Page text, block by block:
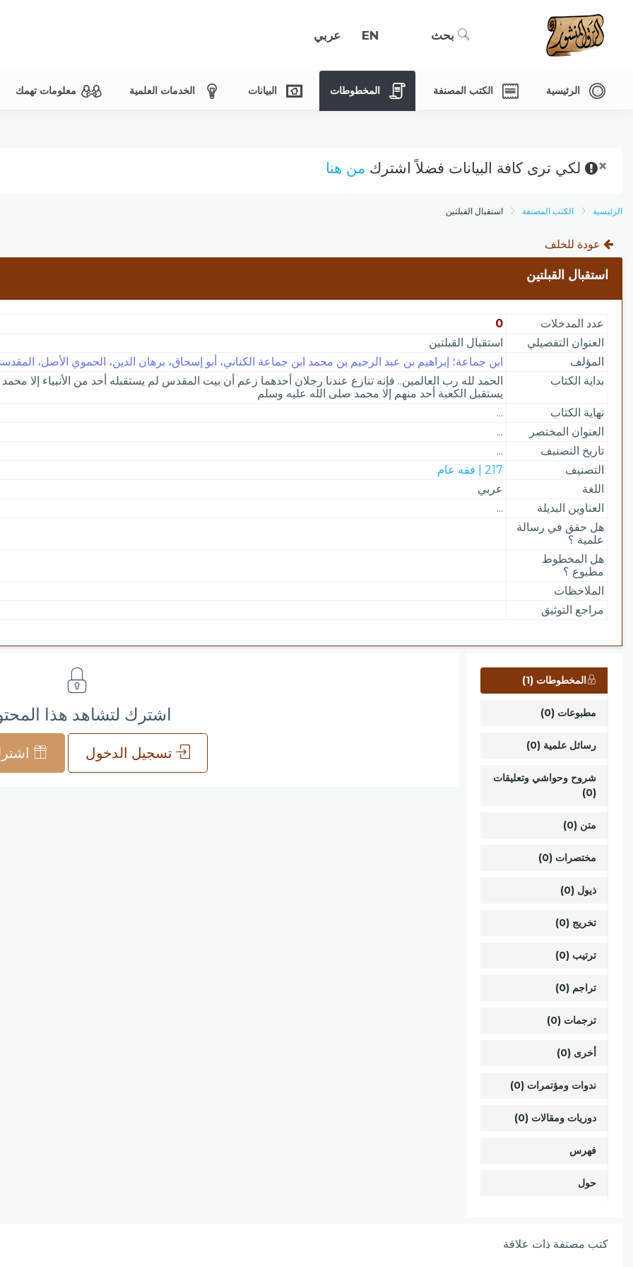
بحث EN عربي
الرئيسية الكتب المصنفة المخطوطات البيانات الخدمات العلمية معلومات تهمك
× لكي ترى كافة البيانات فضلاً اشترك من هنا
الرئيسية الكتب المصنفة استقبال القبلتين
عودة للخلف
استقبال القبلتين
عدد المدخلات
0
العنوان التفصيلي
استقبال القبلتين
المؤلف
ابن جماعة؛ إبراهيم بن عبد الرحيم بن محمد ابن جماعة الكناني، أبو إسحاق، برهان الدين، الحموي الأصل، المقدسي
بداية الكتاب
الحمد لله رب العالمين.. فإنه تنازع عندنا رجلان أحدهما زعم أن بيت المقدس لم يستقبله أحد من الأنبياء إلا
يستقبل الكعبة أحد منهم إلا محمد صلى الله عليه وسلم
نهاية الكتاب
...
العنوان المختصر
...
تاريخ التصنيف
...
التصنيف
217 | فقه عام
اللغة
عربي
العناوين البديلة
...
هل حقق في رسالة
علمية ؟
هل المخطوط
مطبوع ؟
الملاحظات
مراجع التوثيق
المخطوطات (1)
مطبوعات (0)
رسائل علمية (0)
شروح وحواشي وتعليقات
(0)
متن (0)
مختصرات (0)
ذيول (0)
تخريج (0)
ترتيب (0)
تراجم (0)
ترجمات (0)
أخرى (0)
ندوات ومؤتمرات (0)
دوريات ومقالات (0)
فهرس
حول
اشترك لتشاهد هذا
تسجيل الدخول
كتب مصنفة ذات علاقة